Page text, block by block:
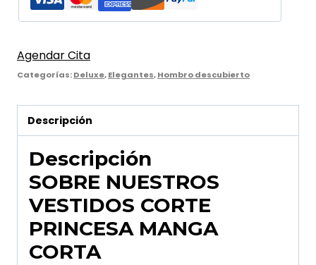
Agendar Cita
Categorías:Deluxe,Elegantes,Hombro descubierto
Descripción
Descripción
SOBRE NUESTROS
VESTIDOS CORTE
PRINCESA MANGA
CORTA